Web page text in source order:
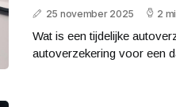
25 november 2025 2
Wat is een tijdelijke
autoverzekering voor een